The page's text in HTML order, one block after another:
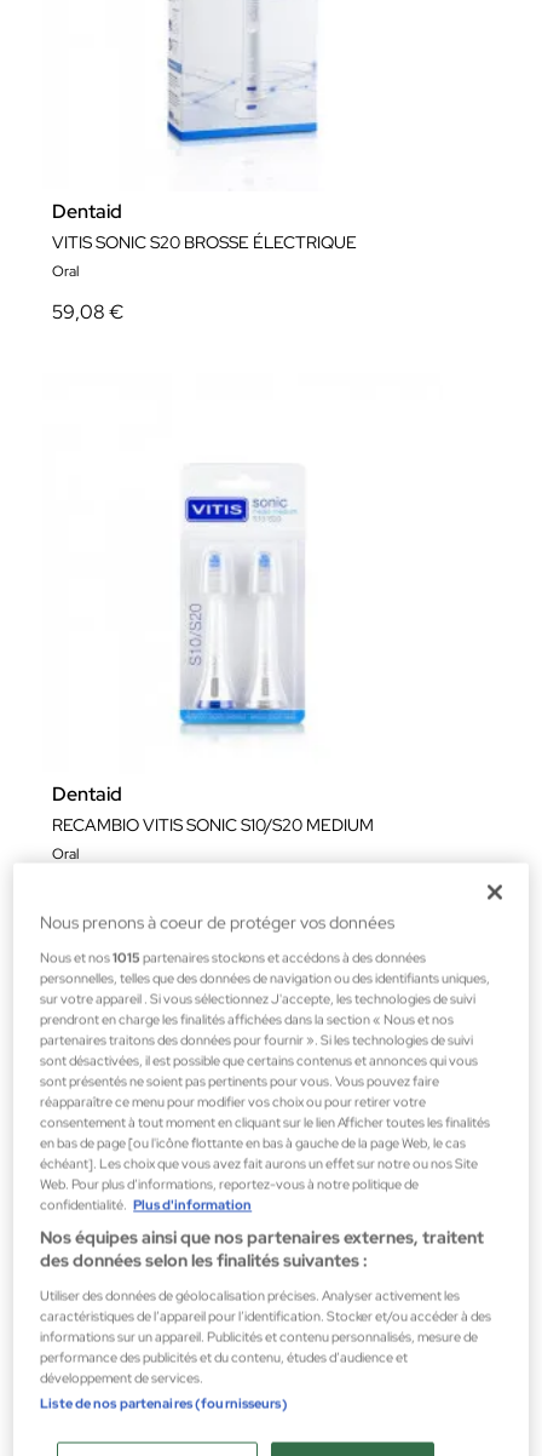
Dentaid
VITIS SONIC S20 BROSSE ÉLECTRIQUE
Oral
59,08 €
Dentaid
RECAMBIO VITIS SONIC S10/S20 MEDIUM
Oral
Dentaid
REC VITIS SONIC S10/S20 GINGIVAL
Nous prenons à coeur de protéger vos données
Nous et nos1015 partenaires stockons et accédons à des données
personnelles, telles que des données de navigation ou des identifiants uniques,
sur votre appareil . Si vous sélectionnez J'accepte, les technologies de suivi
prendront en charge les finalités affichées dans la section « Nous et nos
partenaires traitons des données pour fournir ». Si les technologies de suivi
sont désactivées, il est possible que certains contenus et annonces qui vous
sont présentés ne soient pas pertinents pour vous. Vous pouvez faire
réapparaître ce menu pour modifier vos choix ou pour retirer votre
consentement à tout moment en cliquant sur le lien Afficher toutes les finalités
en bas de page [ou l'icône flottante en bas à gauche de la page Web, le cas
échéant]. Les choix que vous avez fait aurons un effet sur notre ou nos Site
Web. Pour plus d’informations, reportez-vous à notre politique de
confidentialité. Plus d'information
Nos équipes ainsi que nos partenaires externes, traitent
des données selon les finalités suivantes :
Utiliser des données de géolocalisation précises. Analyser activement les
caractéristiques de l’appareil pour l’identification. Stocker et/ou accéder à des
informations sur un appareil. Publicités et contenu personnalisés, mesure de
performance des publicités et du contenu, études d’audience et
développement de services.
Liste de nos partenaires (fournisseurs)